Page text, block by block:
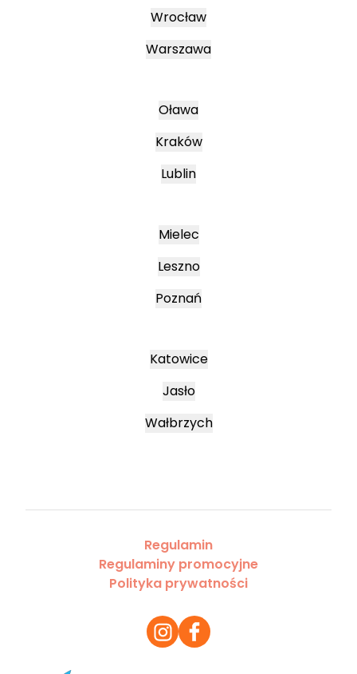
Wrocław
Warszawa
Oława
Kraków
Lublin
Mielec
Leszno
Poznań
Katowice
Jasło
Wałbrzych
Regulamin
Regulaminy promocyjne
Polityka prywatności